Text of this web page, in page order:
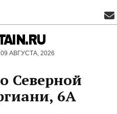
АВГУСТА, 2026
Северной
6А